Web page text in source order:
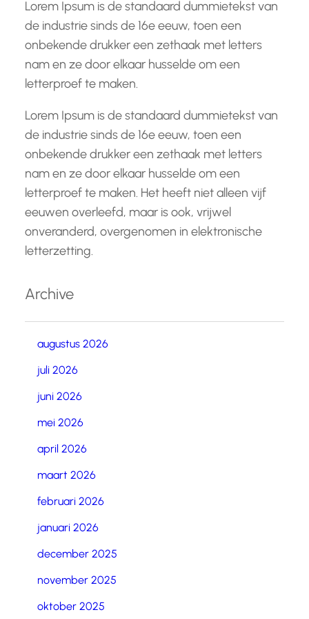
Lorem Ipsum is de standaard dummietekst van
de industrie sinds de 16e eeuw, toen een
onbekende drukker een zethaak met letters
nam en ze door elkaar husselde om een
letterproef te maken.
Lorem Ipsum is de standaard dummietekst van
de industrie sinds de 16e eeuw, toen een
onbekende drukker een zethaak met letters
nam en ze door elkaar husselde om een
letterproef te maken. Het heeft niet alleen vijf
eeuwen overleefd, maar is ook, vrijwel
onveranderd, overgenomen in elektronische
letterzetting.
Archive
augustus 2026
juli 2026
juni 2026
mei 2026
april 2026
maart 2026
februari 2026
januari 2026
december 2025
november 2025
oktober 2025